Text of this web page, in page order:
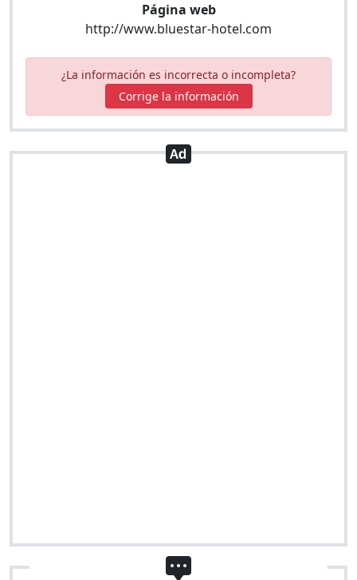
Página web
http://www.bluestar-hotel.com
¿La información es incorrecta o incompleta?
Corrige la información